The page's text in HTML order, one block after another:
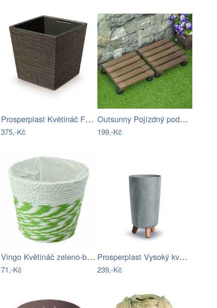
Prosperplast Květináč FUSU ECO III…
375,-Kč
Outsunny Pojízdný podstavec pod…
199,-Kč
Vingo Květináč zeleno-bílé kombinace s…
71,-Kč
Prosperplast Vysoký květináč GRACIE…
239,-Kč